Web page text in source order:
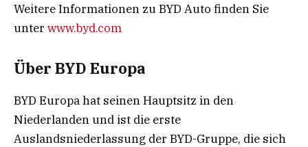
Weitere Informationen zu BYD Auto finden Sie
unter www.byd.com
Über BYD Europa
BYD Europa hat seinen Hauptsitz in den
Niederlanden und ist die erste
Auslandsniederlassung der BYD-Gruppe, die sich